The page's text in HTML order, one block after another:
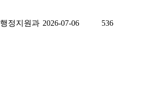
행정지원과 2026-07-06 536